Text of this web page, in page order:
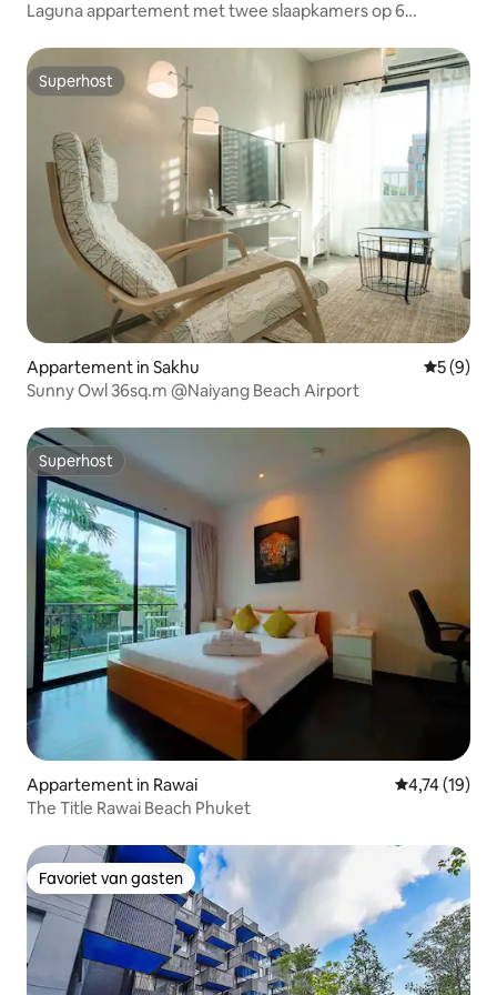
Laguna appartement met twee slaapkamers op 6
Superhost
Superhost
Appartement in Sakhu
5 (9)
Sunny Owl 36sq.m @Naiyang Beach Airport
Superhost
Superhost
Appartement in Rawai Gemiddelde
4,74 (19)
The Title Rawai Beach Phuket
Favoriet van gasten
Favoriet van gasten